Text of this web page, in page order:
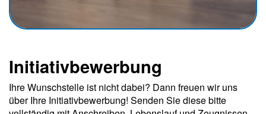
Initiativbewerbung
Ihre Wunschstelle ist nicht dabei? Dann freuen wir uns
über Ihre Initiativbewerbung! Senden Sie diese bitte